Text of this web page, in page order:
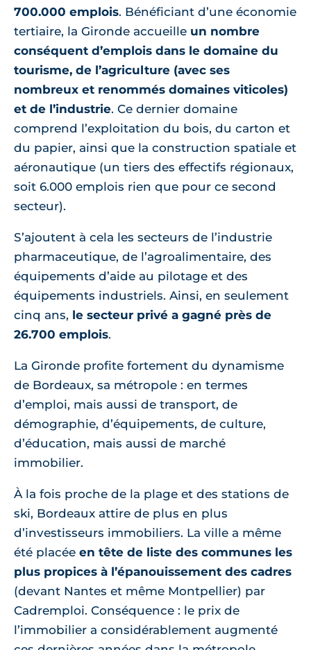
700.000 emplois. Bénéficiant d’une économie
tertiaire, la Gironde accueille un nombre
conséquent d’emplois dans le domaine du
tourisme, de l’agriculture (avec ses
nombreux et renommés domaines viticoles)
et de l’industrie. Ce dernier domaine
comprend l’exploitation du bois, du carton et
du papier, ainsi que la construction spatiale et
aéronautique (un tiers des effectifs régionaux,
soit 6.000 emplois rien que pour ce second
secteur).
S’ajoutent à cela les secteurs de l’industrie
pharmaceutique, de l’agroalimentaire, des
équipements d’aide au pilotage et des
équipements industriels. Ainsi, en seulement
cinq ans, le secteur privé a gagné près de
26.700 emplois.
La Gironde profite fortement du dynamisme
de Bordeaux, sa métropole : en termes
d’emploi, mais aussi de transport, de
démographie, d’équipements, de culture,
d’éducation, mais aussi de marché
immobilier.
À la fois proche de la plage et des stations de
ski, Bordeaux attire de plus en plus
d’investisseurs immobiliers. La ville a même
été placée en tête de liste des communes les
plus propices à l’épanouissement des cadres
(devant Nantes et même Montpellier) par
Cadremploi. Conséquence : le prix de
l’immobilier a considérablement augmenté